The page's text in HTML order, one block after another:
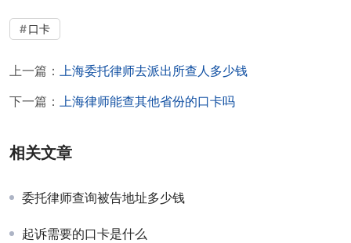
口卡
上一篇：
上海委托律师去派出所查人多少钱
下一篇：
上海律师能查其他省份的口卡吗
相关文章
委托律师查询被告地址多少钱
起诉需要的口卡是什么